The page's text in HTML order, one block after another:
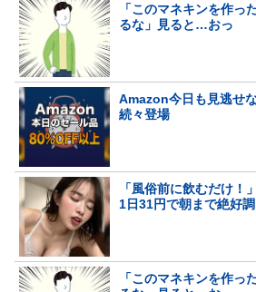
「このマネキンを作っ
るな」見ると…おっ
Amazon今日も見逃せ
続々登場
「風俗前に飲むだけ！
1日31円で朝まで絶好調
「このマネキンを作っ